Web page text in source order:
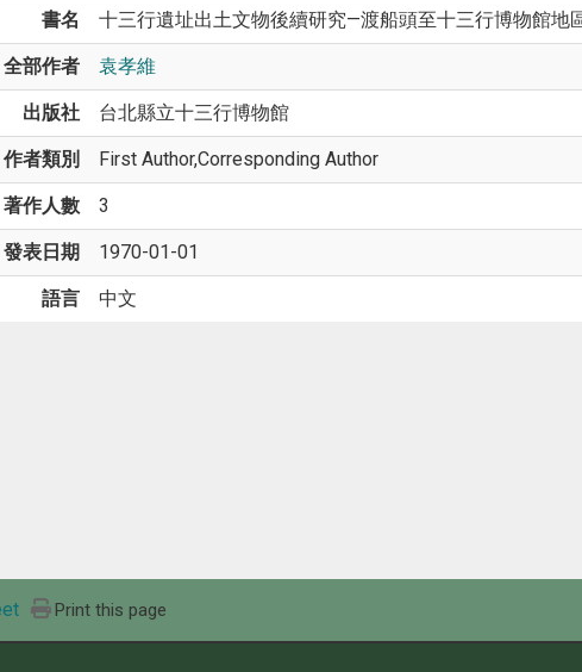
書名 十三行遺址出土文物後續研究—渡船頭至十三行博物館地
全部作者 袁孝維
出版社 台北縣立十三行博物館
作者類別 First Author,Corresponding Author
著作人數 3
發表日期 1970-01-01
語言 中文
Print this page